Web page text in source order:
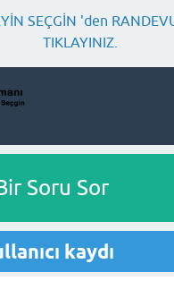
SEÇGİN 'den
TIKLAYINIZ.
Soru Sor
kaydı